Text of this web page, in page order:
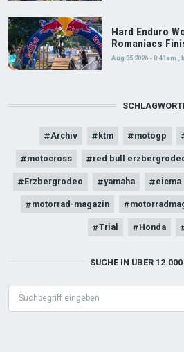
Hard Enduro
Romaniacs
Aug 05 2026 - 8:41am ,
Archiv ktm motogp
motocross red bull
Erzbergrodeo yamaha eicma
motorrad-magazin
Trial Honda
SUCHE IN ÜBER